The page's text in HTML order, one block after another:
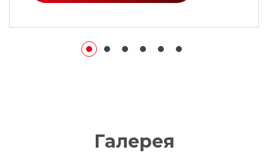
Галерея